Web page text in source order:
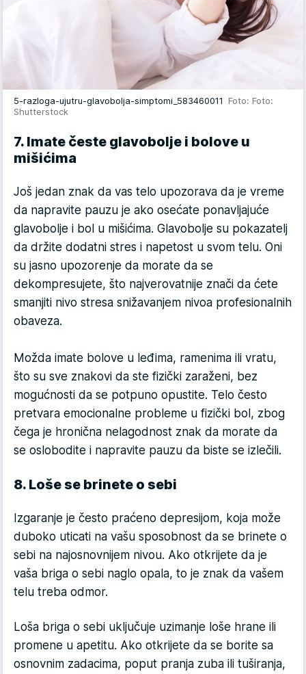
5-razloga-ujutru-glavobolja-simptomi_583460011 Foto: Foto:
Shutterstock
7. Imate česte glavobolje i bolove u
mišićima
Još jedan znak da vas telo upozorava da je vreme
da napravite pauzu je ako osećate ponavljajuće
glavobolje i bol u mišićima. Glavobolje su pokazatelj
da držite dodatni stres i napetost u svom telu. Oni
su jasno upozorenje da morate da se
dekompresujete, što najverovatnije znači da ćete
smanjiti nivo stresa snižavanjem nivoa profesionalnih
obaveza.
Možda imate bolove u leđima, ramenima ili vratu,
što su sve znakovi da ste fizički zaraženi, bez
mogućnosti da se potpuno opustite. Telo često
pretvara emocionalne probleme u fizički bol, zbog
čega je hronična nelagodnost znak da morate da
se oslobodite i napravite pauzu da biste se izlečili.
8. Loše se brinete o sebi
Izgaranje je često praćeno depresijom, koja može
duboko uticati na vašu sposobnost da se brinete o
sebi na najosnovnijem nivou. Ako otkrijete da je
vaša briga o sebi naglo opala, to je znak da vašem
telu treba odmor.
Loša briga o sebi uključuje uzimanje loše hrane ili
promene u apetitu. Ako otkrijete da se borite sa
osnovnim zadacima, poput pranja zuba ili tuširanja,